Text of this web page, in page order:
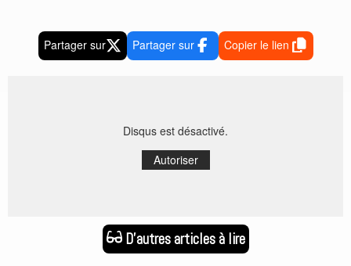
Partager sur Partager sur Copier le lien
Disqus est désactivé.
Autoriser
D'autres articles à lire